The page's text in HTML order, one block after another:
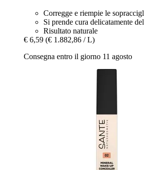
Corregge e riempie le
Si prende cura delicatamente
Risultato naturale
€ 6,59 (€ 1.882,86 / L)
Consegna entro il giorno 11 agosto